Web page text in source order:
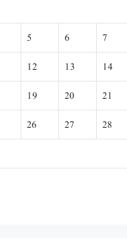
5 6 7
12 13 14
19 20 21
26 27 28